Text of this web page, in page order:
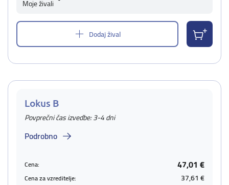
Moje živali
Dodaj žival
Lokus B
Povprečni čas izvedbe: 3-4 dni
Podrobno
Cena: 47,01 €
Cena za vzreditelje: 37,61 €